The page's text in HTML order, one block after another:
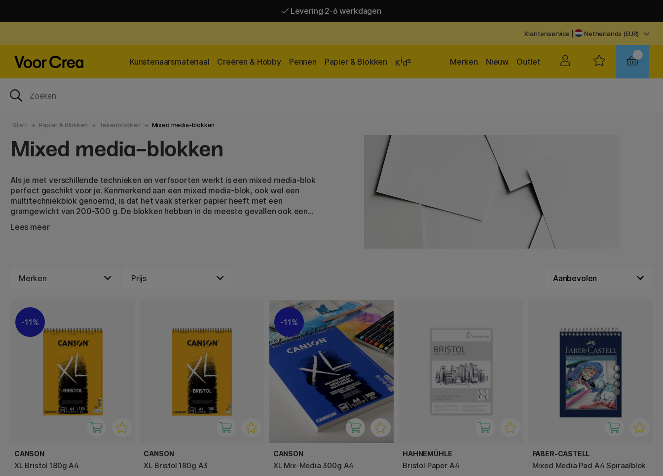
Levering 2-6 werkdagen
Klantenservice | Netherlands (EUR)
Kunstenaarsmateriaal Creëren & Hobby Pennen Papier & Blokken Kids Outlet
Nieuw
Merken
Start Papier & Blokken Tekenblokken Mixed media-blokken
Mixed media-blokken
Als je met verschillende technieken en verfsoorten werkt is een mixed media-blok
perfect geschikt voor je. Kenmerkend aan een mixed media-blok, ook wel een
multitechniekblok genoemd, is dat het vaak sterker papier heeft met een
gramgewicht van 200-300 g. De blokken hebben in de meeste gevallen ook een
bepaalde oppervlaktestructuur, ook wel korrel genoemd. Op dit papier kun je
schilderen met aquarel-, acryl- of olieverf, maar kun je ook droge technieken
dat nog niet eerder gedaan hebt. Een mixed media-blok is immers perfect om
zoiets mee te proberen.
Lees meer
Merken Prijs
11%
CANSON
XL Bristol 180g A4
CANSON
XL Bristol 180g A3
11%
CANSON
XL Mix-Media 300g A4
HAHNEMÜHLE
Bristol Paper A4
FABER-CASTELL
Mixed Media Pad A4 Spiraalblok